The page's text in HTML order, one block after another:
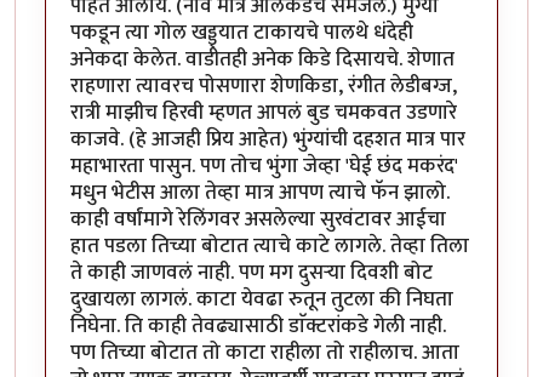
पकडून त्या गोल खड्ड्यात टाकायचे पालथे धंदेही
अनेकदा केलेत. वाडीतही अनेक किडे दिसायचे. शेणात
राहणारा त्यावरच पोसणारा शेणकिडा, रंगीत लेडीबग्ज,
रात्री माझीच हिरवी म्हणत आपलं बुड चमकवत उडणारे
काजवे. (हे आजही प्रिय आहेत) भुंग्यांची दहशत मात्र पार
महाभारता पासुन. पण तोच भुंगा जेव्हा 'घेई छंद मकरंद'
मधुन भेटीस आला तेव्हा मात्र आपण त्याचे फॅन झालो.
काही वर्षांमागे रेलिंगवर असलेल्या सुरवंटावर आईचा
हात पडला तिच्या बोटात त्याचे काटे लागले. तेव्हा तिला
ते काही जाणवलं नाही. पण मग दुसऱ्या दिवशी बोट
दुखायला लागलं. काटा येवढा रुतून तुटला की निघता
निघेना. ति काही तेवढ्यासाठी डाॅक्टरांकडे गेली नाही.
पण तिच्या बोटात तो काटा राहीला तो राहीलाच. आता